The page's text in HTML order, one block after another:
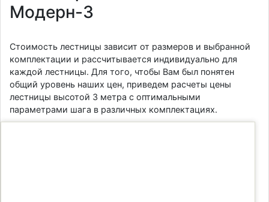
Модерн-3
Стоимость лестницы зависит от размеров и выбранной
комплектации и рассчитывается индивидуально для
каждой лестницы. Для того, чтобы Вам был понятен
общий уровень наших цен, приведем расчеты цены
лестницы высотой 3 метра с оптимальными
параметрами шага в различных комплектациях.